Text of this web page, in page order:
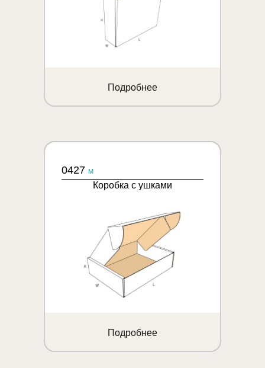
Подробнее
0427 M
Коробка с ушками
Подробнее